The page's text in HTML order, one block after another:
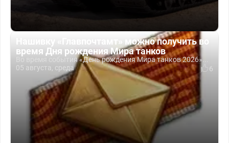
Нашивку «Главпочтамт» можно получить во
время Дня рождения Мира танков
Во время события «День рождения Мира танков 2026»...
05 августа, среда
6